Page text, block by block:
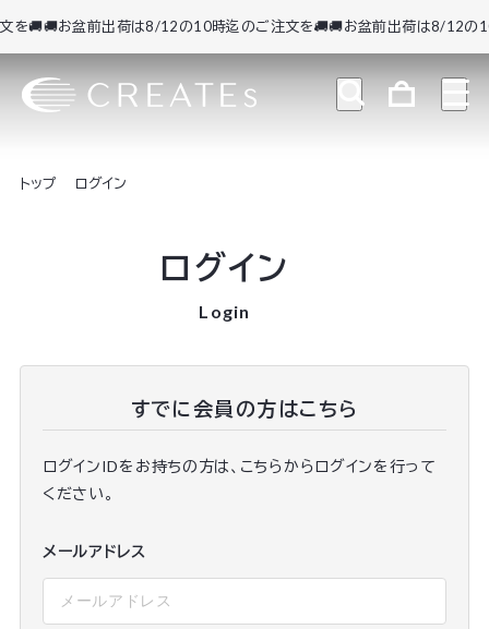
🚚🚚お盆前出荷は8/12の10時迄のご注文を🚚🚚お盆前出荷は8/12の10
トップ ログイン
ログイン
Login
すでに会員の方はこちら
ログインIDをお持ちの方は、こちらからログインを行って
ください。
メールアドレス